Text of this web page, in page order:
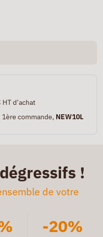
d’achat
commande, NEW10L
!
de votre
-20%